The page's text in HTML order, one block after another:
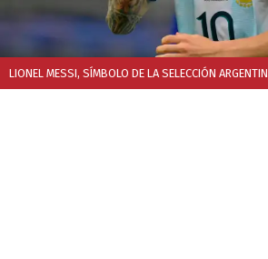
LIONEL MESSI, SÍMBOLO DE LA SELECCIÓN